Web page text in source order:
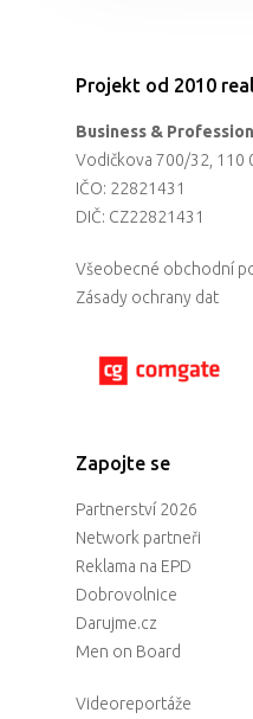
Projekt od 2010
Business &
Vodičkova 700/32, 110
IČO: 22821431
DIČ: CZ22821431
Všeobecné obchodní
Zásady ochrany dat
Zapojte se
Partnerství 2026
Network partneři
Reklama na EPD
Dobrovolnice
Darujme.cz
Men on Board
Videoreportáže